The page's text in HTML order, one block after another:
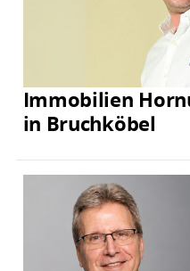
Immobilien
in Bruchköbel